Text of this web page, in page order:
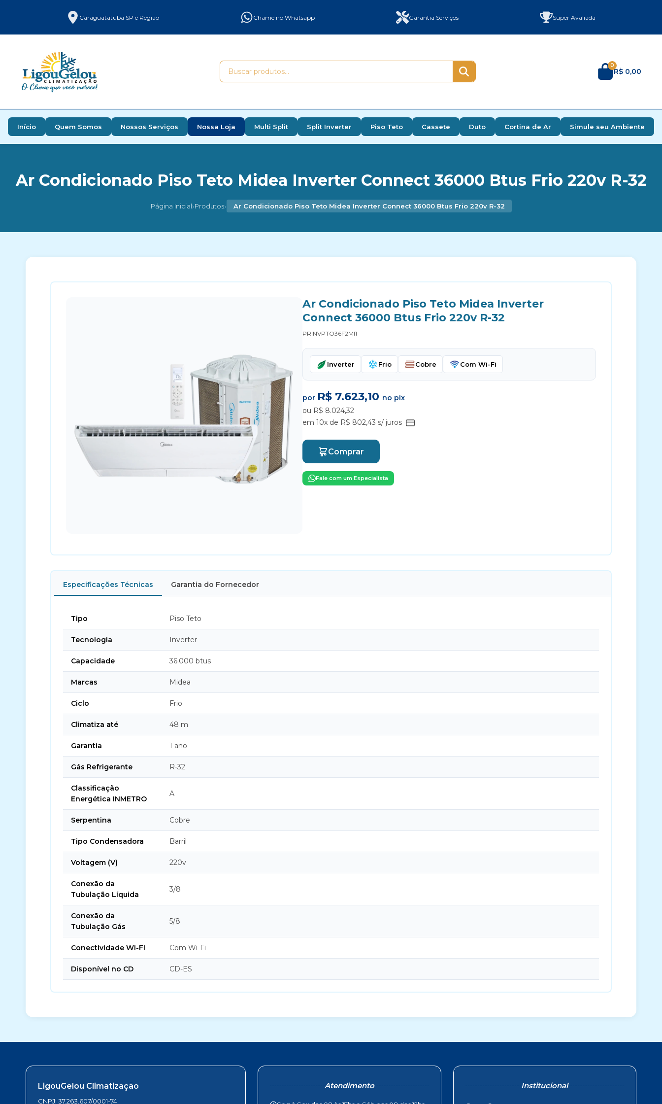
Caraguatatuba SP e Região Chame no Whatsapp Garantia Serviços Super Avaliada
0
R$ 0,00
Início Quem Somos Nossos Serviços Nossa Loja Multi Split Split Inverter Piso Teto Cassete Duto Cortina de Ar Simule seu Ambiente
Ar Condicionado Piso Teto Midea Inverter Connect 36000 Btus Frio 220v R-32
Página Inicial›Produtos› Ar Condicionado Piso Teto Midea Inverter Connect 36000 Btus Frio 220v R-32
Ar Condicionado Piso Teto Midea Inverter
Connect 36000 Btus Frio 220v R-32
PRINVPTO36F2MI1
Inverter Frio Cobre Com Wi-Fi
por R$ 7.623,10 no pix
ou R$ 8.024,32
em 10x de R$ 802,43 s/ juros
Comprar
Fale com um Especialista
Especificações Técnicas Garantia do Fornecedor
Tipo Piso Teto
Tecnologia Inverter
Capacidade 36.000 btus
Marcas Midea
Ciclo Frio
Climatiza até 48 m
Garantia 1 ano
Gás Refrigerante R-32
Classificação
Energética INMETRO
A
Serpentina Cobre
Tipo Condensadora Barril
Voltagem (V) 220v
Conexão da
Tubulação Líquida
3/8
Conexão da
Tubulação Gás
5/8
Conectividade Wi-FI Com Wi-Fi
Disponível no CD CD-ES
LigouGelou Climatização
CNPJ: 37.263.607/0001-74
Atendimento Institucional